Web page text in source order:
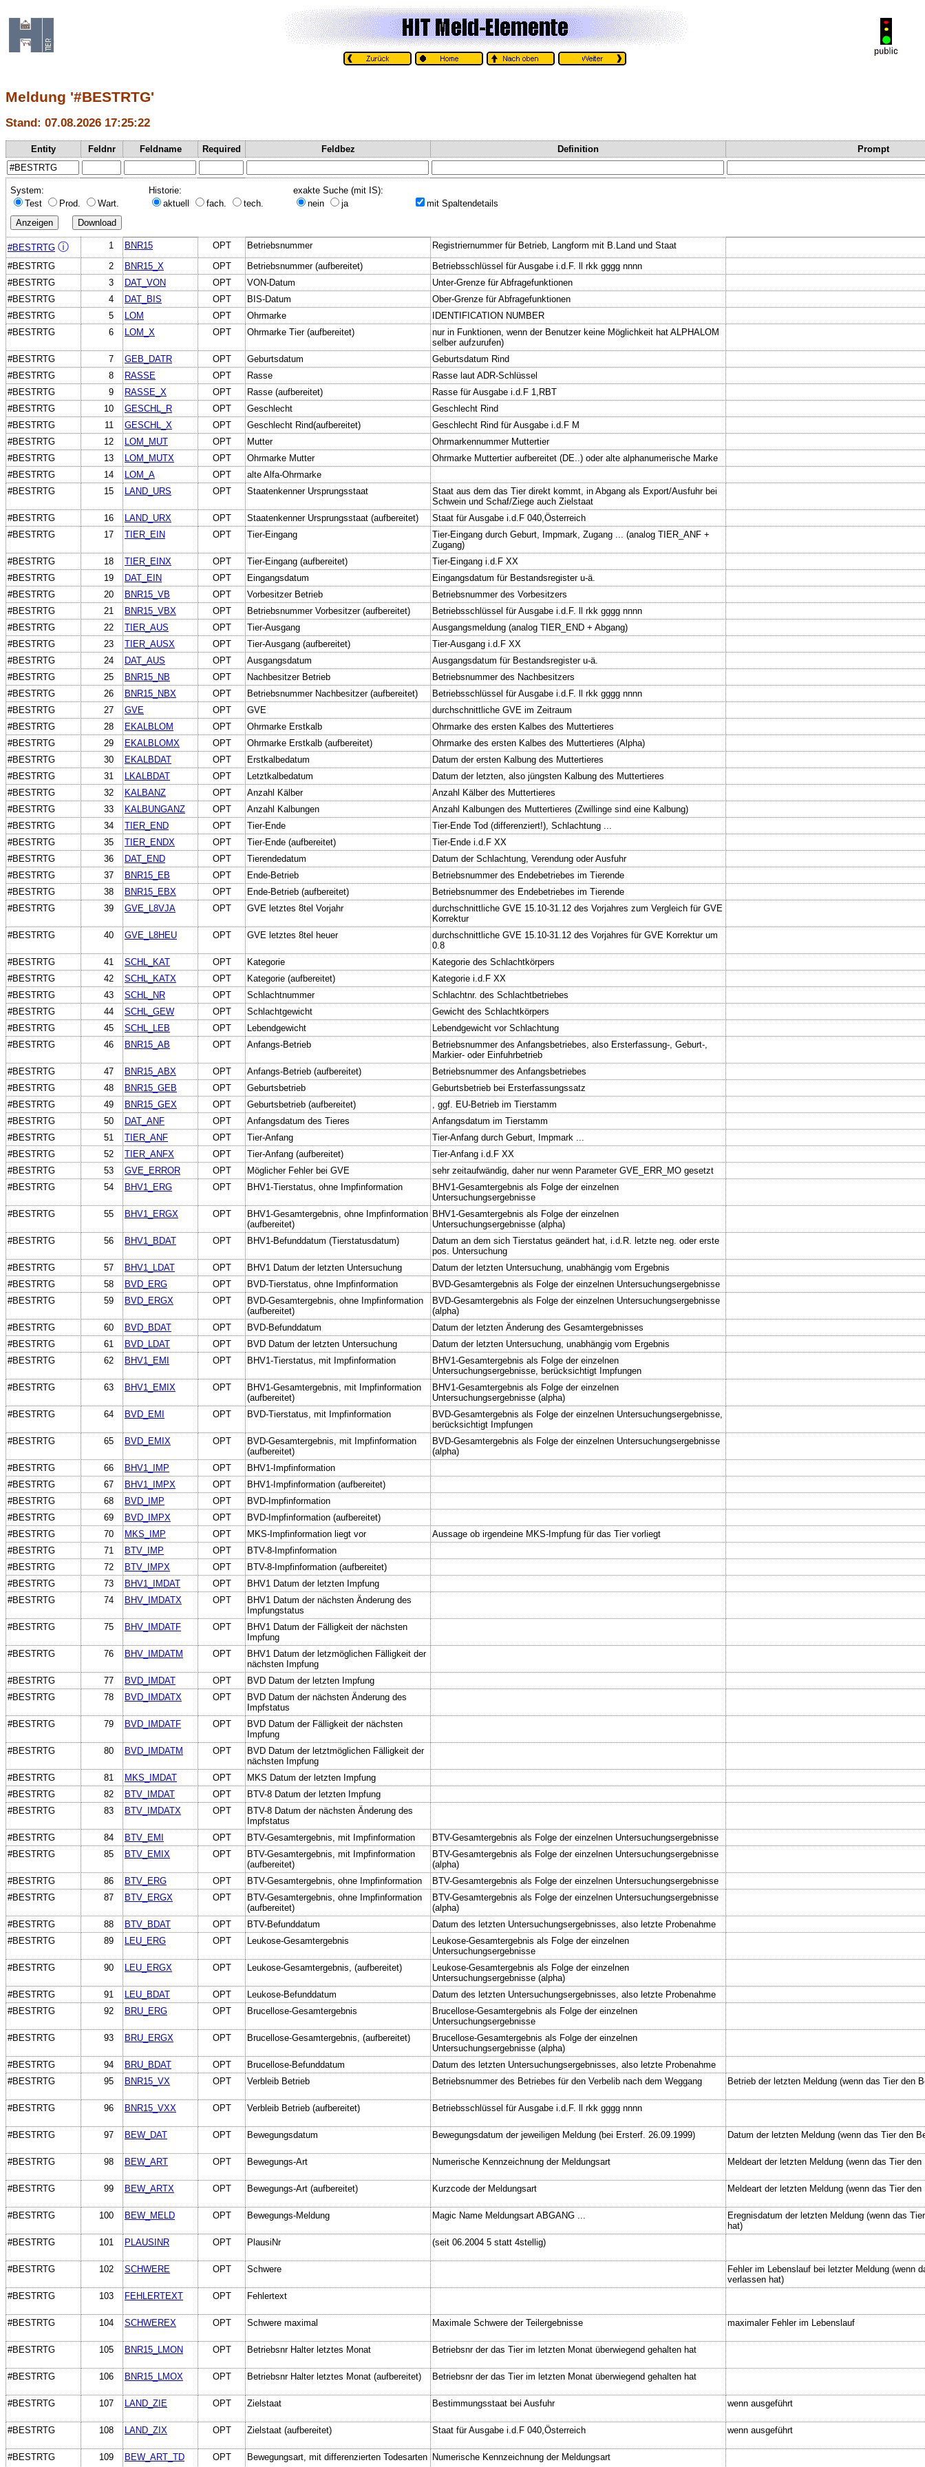
Meldung '#BESTRTG'
Stand: 07.08.2026 17:25:22
Entity Feldnr Feldname Required Feldbez Definition Prompt
System:
Test
Prod. Wart.
Historie:
aktuell
fach. tech.
exakte Suche (mit IS):
nein
ja mit Spaltendetails
#BESTRTG ⓘ 1 BNR15 OPT Betriebsnummer
Registriernummer für Betrieb, Langform mit B.Land und Staat
#BESTRTG
2 BNR15_X OPT Betriebsnummer (aufbereitet)
Betriebsschlüssel für Ausgabe i.d.F. ll rkk gggg nnnn
#BESTRTG
3 DAT_VON OPT VON-Datum
Unter-Grenze für Abfragefunktionen
#BESTRTG
4 DAT_BIS OPT BIS-Datum
Ober-Grenze für Abfragefunktionen
#BESTRTG
5 LOM OPT Ohrmarke
IDENTIFICATION NUMBER
#BESTRTG
6 LOM_X OPT Ohrmarke Tier (aufbereitet)
nur in Funktionen, wenn der Benutzer keine Möglichkeit hat ALPHALOM
selber aufzurufen)
#BESTRTG
7 GEB_DATR OPT Geburtsdatum
Geburtsdatum Rind
#BESTRTG
8 RASSE OPT Rasse
Rasse laut ADR-Schlüssel
#BESTRTG
9 RASSE_X OPT Rasse (aufbereitet)
Rasse für Ausgabe i.d.F 1,RBT
#BESTRTG
10 GESCHL_R OPT Geschlecht
Geschlecht Rind
#BESTRTG
11 GESCHL_X OPT Geschlecht Rind(aufbereitet)
Geschlecht Rind für Ausgabe i.d.F M
#BESTRTG
12 LOM_MUT OPT Mutter
Ohrmarkennummer Muttertier
#BESTRTG
13 LOM_MUTX OPT Ohrmarke Mutter
Ohrmarke Muttertier aufbereitet (DE..) oder alte alphanumerische Marke
#BESTRTG
14 LOM_A OPT
alte Alfa-Ohrmarke
#BESTRTG
15 LAND_URS OPT Staatenkenner Ursprungsstaat
Staat aus dem das Tier direkt kommt, in Abgang als Export/Ausfuhr bei
Schwein und Schaf/Ziege auch Zielstaat
#BESTRTG
16 LAND_URX OPT Staatenkenner Ursprungsstaat (aufbereitet)
Staat für Ausgabe i.d.F 040,Österreich
#BESTRTG
17 TIER_EIN OPT Tier-Eingang
Tier-Eingang durch Geburt, Impmark, Zugang ... (analog TIER_ANF +
Zugang)
#BESTRTG
18 TIER_EINX OPT Tier-Eingang (aufbereitet)
Tier-Eingang i.d.F XX
#BESTRTG
19 DAT_EIN OPT Eingangsdatum
Eingangsdatum für Bestandsregister u-ä.
#BESTRTG
20 BNR15_VB OPT Vorbesitzer Betrieb
Betriebsnummer des Vorbesitzers
#BESTRTG
21 BNR15_VBX OPT Betriebsnummer Vorbesitzer (aufbereitet)
Betriebsschlüssel für Ausgabe i.d.F. ll rkk gggg nnnn
#BESTRTG
22 TIER_AUS OPT Tier-Ausgang
Ausgangsmeldung (analog TIER_END + Abgang)
#BESTRTG
23 TIER_AUSX OPT Tier-Ausgang (aufbereitet)
Tier-Ausgang i.d.F XX
#BESTRTG
24 DAT_AUS OPT Ausgangsdatum
Ausgangsdatum für Bestandsregister u-ä.
#BESTRTG
25 BNR15_NB OPT Nachbesitzer Betrieb
Betriebsnummer des Nachbesitzers
#BESTRTG
26 BNR15_NBX OPT Betriebsnummer Nachbesitzer (aufbereitet)
Betriebsschlüssel für Ausgabe i.d.F. ll rkk gggg nnnn
#BESTRTG
27 GVE OPT GVE
durchschnittliche GVE im Zeitraum
#BESTRTG
28 EKALBLOM OPT Ohrmarke Erstkalb
Ohrmarke des ersten Kalbes des Muttertieres
#BESTRTG
29 EKALBLOMX OPT Ohrmarke Erstkalb (aufbereitet)
Ohrmarke des ersten Kalbes des Muttertieres (Alpha)
#BESTRTG
30 EKALBDAT OPT Erstkalbedatum
Datum der ersten Kalbung des Muttertieres
#BESTRTG
31 LKALBDAT OPT Letztkalbedatum
Datum der letzten, also jüngsten Kalbung des Muttertieres
#BESTRTG
32 KALBANZ OPT Anzahl Kälber
Anzahl Kälber des Muttertieres
#BESTRTG
33 KALBUNGANZ OPT Anzahl Kalbungen
Anzahl Kalbungen des Muttertieres (Zwillinge sind eine Kalbung)
#BESTRTG
34 TIER_END OPT Tier-Ende
Tier-Ende Tod (differenziert!), Schlachtung ...
#BESTRTG
35 TIER_ENDX OPT Tier-Ende (aufbereitet)
Tier-Ende i.d.F XX
#BESTRTG
36 DAT_END OPT Tierendedatum
Datum der Schlachtung, Verendung oder Ausfuhr
#BESTRTG
37 BNR15_EB OPT Ende-Betrieb
Betriebsnummer des Endebetriebes im Tierende
#BESTRTG
38 BNR15_EBX OPT Ende-Betrieb (aufbereitet)
Betriebsnummer des Endebetriebes im Tierende
#BESTRTG
39 GVE_L8VJA OPT GVE letztes 8tel Vorjahr
durchschnittliche GVE 15.10-31.12 des Vorjahres zum Vergleich für GVE
Korrektur
#BESTRTG
40 GVE_L8HEU OPT GVE letztes 8tel heuer
durchschnittliche GVE 15.10-31.12 des Vorjahres für GVE Korrektur um
0.8
#BESTRTG
41 SCHL_KAT OPT Kategorie
Kategorie des Schlachtkörpers
#BESTRTG
42 SCHL_KATX OPT Kategorie (aufbereitet)
Kategorie i.d.F XX
#BESTRTG
43 SCHL_NR OPT Schlachtnummer
Schlachtnr. des Schlachtbetriebes
#BESTRTG
44 SCHL_GEW OPT Schlachtgewicht
Gewicht des Schlachtkörpers
#BESTRTG
45 SCHL_LEB OPT Lebendgewicht
Lebendgewicht vor Schlachtung
#BESTRTG
46 BNR15_AB OPT Anfangs-Betrieb
Betriebsnummer des Anfangsbetriebes, also Ersterfassung-, Geburt-,
Markier- oder Einfuhrbetrieb
#BESTRTG
47 BNR15_ABX OPT Anfangs-Betrieb (aufbereitet)
Betriebsnummer des Anfangsbetriebes
#BESTRTG
48 BNR15_GEB OPT Geburtsbetrieb
Geburtsbetrieb bei Ersterfassungssatz
#BESTRTG
49 BNR15_GEX OPT Geburtsbetrieb (aufbereitet)
, ggf. EU-Betrieb im Tierstamm
#BESTRTG
50 DAT_ANF OPT Anfangsdatum des Tieres
Anfangsdatum im Tierstamm
#BESTRTG
51 TIER_ANF OPT Tier-Anfang
Tier-Anfang durch Geburt, Impmark ...
#BESTRTG
52 TIER_ANFX OPT Tier-Anfang (aufbereitet)
Tier-Anfang i.d.F XX
#BESTRTG
53 GVE_ERROR OPT Möglicher Fehler bei GVE
sehr zeitaufwändig, daher nur wenn Parameter GVE_ERR_MO gesetzt
#BESTRTG
54 BHV1_ERG OPT BHV1-Tierstatus, ohne Impfinformation
BHV1-Gesamtergebnis als Folge der einzelnen
Untersuchungsergebnisse
#BESTRTG
55 BHV1_ERGX OPT
BHV1-Gesamtergebnis, ohne Impfinformation
(aufbereitet)
BHV1-Gesamtergebnis als Folge der einzelnen
Untersuchungsergebnisse (alpha)
#BESTRTG
56 BHV1_BDAT OPT BHV1-Befunddatum (Tierstatusdatum)
Datum an dem sich Tierstatus geändert hat, i.d.R. letzte neg. oder erste
pos. Untersuchung
#BESTRTG
57 BHV1_LDAT OPT BHV1 Datum der letzten Untersuchung
Datum der letzten Untersuchung, unabhängig vom Ergebnis
#BESTRTG
58 BVD_ERG OPT BVD-Tierstatus, ohne Impfinformation
BVD-Gesamtergebnis als Folge der einzelnen Untersuchungsergebnisse
#BESTRTG
59 BVD_ERGX OPT
BVD-Gesamtergebnis, ohne Impfinformation
(aufbereitet)
BVD-Gesamtergebnis als Folge der einzelnen Untersuchungsergebnisse
(alpha)
#BESTRTG
60 BVD_BDAT OPT BVD-Befunddatum
Datum der letzten Änderung des Gesamtergebnisses
#BESTRTG
61 BVD_LDAT OPT BVD Datum der letzten Untersuchung
Datum der letzten Untersuchung, unabhängig vom Ergebnis
#BESTRTG
62 BHV1_EMI OPT BHV1-Tierstatus, mit Impfinformation
BHV1-Gesamtergebnis als Folge der einzelnen
Untersuchungsergebnisse, berücksichtigt Impfungen
#BESTRTG
63 BHV1_EMIX OPT
BHV1-Gesamtergebnis, mit Impfinformation
(aufbereitet)
BHV1-Gesamtergebnis als Folge der einzelnen
Untersuchungsergebnisse (alpha)
#BESTRTG
64 BVD_EMI OPT BVD-Tierstatus, mit Impfinformation
BVD-Gesamtergebnis als Folge der einzelnen Untersuchungsergebnisse,
berücksichtigt Impfungen
#BESTRTG
65 BVD_EMIX OPT
BVD-Gesamtergebnis, mit Impfinformation
(aufbereitet)
BVD-Gesamtergebnis als Folge der einzelnen Untersuchungsergebnisse
(alpha)
#BESTRTG
66 BHV1_IMP OPT
BHV1-Impfinformation
#BESTRTG
67 BHV1_IMPX OPT
BHV1-Impfinformation (aufbereitet)
#BESTRTG
68 BVD_IMP OPT
BVD-Impfinformation
#BESTRTG
69 BVD_IMPX OPT
BVD-Impfinformation (aufbereitet)
#BESTRTG
70 MKS_IMP OPT MKS-Impfinformation liegt vor
Aussage ob irgendeine MKS-Impfung für das Tier vorliegt
#BESTRTG
71 BTV_IMP OPT
BTV-8-Impfinformation
#BESTRTG
72 BTV_IMPX OPT
BTV-8-Impfinformation (aufbereitet)
#BESTRTG
73 BHV1_IMDAT OPT
BHV1 Datum der letzten Impfung
#BESTRTG
74 BHV_IMDATX OPT
BHV1 Datum der nächsten Änderung des
Impfungstatus
#BESTRTG
75 BHV_IMDATF OPT
BHV1 Datum der Fälligkeit der nächsten
Impfung
#BESTRTG
76 BHV_IMDATM OPT
BHV1 Datum der letzmöglichen Fälligkeit der
nächsten Impfung
#BESTRTG
77 BVD_IMDAT OPT
BVD Datum der letzten Impfung
#BESTRTG
78 BVD_IMDATX OPT
BVD Datum der nächsten Änderung des
Impfstatus
#BESTRTG
79 BVD_IMDATF OPT
BVD Datum der Fälligkeit der nächsten
Impfung
#BESTRTG
80 BVD_IMDATM OPT
BVD Datum der letztmöglichen Fälligkeit der
nächsten Impfung
#BESTRTG
81 MKS_IMDAT OPT
MKS Datum der letzten Impfung
#BESTRTG
82 BTV_IMDAT OPT
BTV-8 Datum der letzten Impfung
#BESTRTG
83 BTV_IMDATX OPT
BTV-8 Datum der nächsten Änderung des
Impfstatus
#BESTRTG
84 BTV_EMI OPT BTV-Gesamtergebnis, mit Impfinformation
BTV-Gesamtergebnis als Folge der einzelnen Untersuchungsergebnisse
#BESTRTG
85 BTV_EMIX OPT
BTV-Gesamtergebnis, mit Impfinformation
(aufbereitet)
BTV-Gesamtergebnis als Folge der einzelnen Untersuchungsergebnisse
(alpha)
#BESTRTG
86 BTV_ERG OPT BTV-Gesamtergebnis, ohne Impfinformation
BTV-Gesamtergebnis als Folge der einzelnen Untersuchungsergebnisse
#BESTRTG
87 BTV_ERGX OPT
BTV-Gesamtergebnis, ohne Impfinformation
(aufbereitet)
BTV-Gesamtergebnis als Folge der einzelnen Untersuchungsergebnisse
(alpha)
#BESTRTG
88 BTV_BDAT OPT BTV-Befunddatum
Datum des letzten Untersuchungsergebnisses, also letzte Probenahme
#BESTRTG
89 LEU_ERG OPT Leukose-Gesamtergebnis
Leukose-Gesamtergebnis als Folge der einzelnen
Untersuchungsergebnisse
#BESTRTG
90 LEU_ERGX OPT Leukose-Gesamtergebnis, (aufbereitet)
Leukose-Gesamtergebnis als Folge der einzelnen
Untersuchungsergebnisse (alpha)
#BESTRTG
91 LEU_BDAT OPT Leukose-Befunddatum
Datum des letzten Untersuchungsergebnisses, also letzte Probenahme
#BESTRTG
92 BRU_ERG OPT Brucellose-Gesamtergebnis
Brucellose-Gesamtergebnis als Folge der einzelnen
Untersuchungsergebnisse
#BESTRTG
93 BRU_ERGX OPT Brucellose-Gesamtergebnis, (aufbereitet)
Brucellose-Gesamtergebnis als Folge der einzelnen
Untersuchungsergebnisse (alpha)
#BESTRTG
94 BRU_BDAT OPT Brucellose-Befunddatum
Datum des letzten Untersuchungsergebnisses, also letzte Probenahme
#BESTRTG
95 BNR15_VX OPT Verbleib Betrieb Betriebsnummer des Betriebes für den Verbelib nach dem Weggang Betrieb der letzten Meldung (wenn das Tier den
#BESTRTG 96 BNR15_VXX OPT Verbleib Betrieb (aufbereitet) Betriebsschlüssel für Ausgabe i.d.F. ll rkk gggg nnnn
#BESTRTG 97 BEW_DAT OPT Bewegungsdatum Bewegungsdatum der jeweiligen Meldung (bei Ersterf. 26.09.1999) Datum der letzten Meldung (wenn das Tier den
#BESTRTG 98 BEW_ART OPT Bewegungs-Art Numerische Kennzeichnung der Meldungsart Meldeart der letzten Meldung (wenn das Tier
#BESTRTG 99 BEW_ARTX OPT Bewegungs-Art (aufbereitet) Kurzcode der Meldungsart Meldeart der letzten Meldung (wenn das Tier
#BESTRTG 100 BEW_MELD OPT Bewegungs-Meldung Magic Name Meldungsart ABGANG ...
Eregnisdatum der letzten Meldung (wenn das
hat)
#BESTRTG
101 PLAUSINR OPT PlausiNr (seit 06.2004 5 statt 4stellig)
#BESTRTG 102 SCHWERE OPT Schwere
Fehler im Lebenslauf bei letzter Meldung (wenn
verlassen hat)
#BESTRTG
103 FEHLERTEXT OPT Fehlertext
#BESTRTG 104 SCHWEREX OPT Schwere maximal Maximale Schwere der Teilergebnisse maximaler Fehler im Lebenslauf
#BESTRTG 105 BNR15_LMON OPT Betriebsnr Halter letztes Monat Betriebsnr der das Tier im letzten Monat überwiegend gehalten hat
#BESTRTG 106 BNR15_LMOX OPT Betriebsnr Halter letztes Monat (aufbereitet) Betriebsnr der das Tier im letzten Monat überwiegend gehalten hat
#BESTRTG 107 LAND_ZIE OPT Zielstaat Bestimmungsstaat bei Ausfuhr wenn ausgeführt
#BESTRTG 108 LAND_ZIX OPT Zielstaat (aufbereitet) Staat für Ausgabe i.d.F 040,Österreich wenn ausgeführt
#BESTRTG 109 BEW_ART_TD OPT Bewegungsart, mit differenzierten Todesarten Numerische Kennzeichnung der Meldungsart